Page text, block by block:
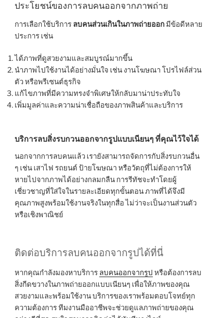
ประโยชน์ของการลบคนออกจากภาพถ่าย
การเลือกใช้บริการ ลบคนส่วนเกินในภาพถ่ายออก มีข้อดีหลาย
ประการ เช่น
ได้ภาพที่ดูสวยงามและสมบูรณ์มากขึ้น
นำภาพไปใช้งานได้อย่างมั่นใจ เช่น งานโฆษณา โปรไฟล์ส่วน
ตัว หรือพรีเซนต์ธุรกิจ
แก้ไขภาพที่มีความทรงจำพิเศษให้กลับมาน่าประทับใจ
เพิ่มมูลค่าและความน่าเชื่อถือของภาพสินค้าและบริการ
บริการลบสิ่งรบกวนออกจากรูปแบบเนียนๆ ที่คุณไว้ใจได้
นอกจากการลบคนแล้ว เรายังสามารถจัดการกับสิ่งรบกวนอื่น
ๆ เช่น เสาไฟ รถยนต์ ป้ายโฆษณา หรือวัตถุที่ไม่ต้องการให้
หายไปจากภาพได้อย่างกลมกลืน การรีทัชจะทำโดยผู้
เชี่ยวชาญที่ใส่ใจในรายละเอียดทุกขั้นตอน ภาพที่ได้จึงมี
คุณภาพสูงพร้อมใช้งานจริงในทุกสื่อ ไม่ว่าจะเป็นงานส่วนตัว
หรือเชิงพาณิชย์
ติดต่อบริการลบคนออกจากรูปได้ที่นี่
หากคุณกำลังมองหาบริการ ลบคนออกจากรูป หรือต้องการลบ
สิ่งกีดขวางในภาพถ่ายออกแบบเนียนๆ เพื่อให้ภาพของคุณ
สวยงามและพร้อมใช้งาน บริการของเราพร้อมตอบโจทย์ทุก
ความต้องการ ทีมงานมืออาชีพจะช่วยดูแลภาพถ่ายของคุณ